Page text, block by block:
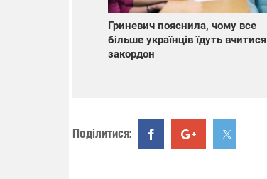
Гриневич пояснила, чому все
більше українців їдуть вчитися
закордон
Поділитися: